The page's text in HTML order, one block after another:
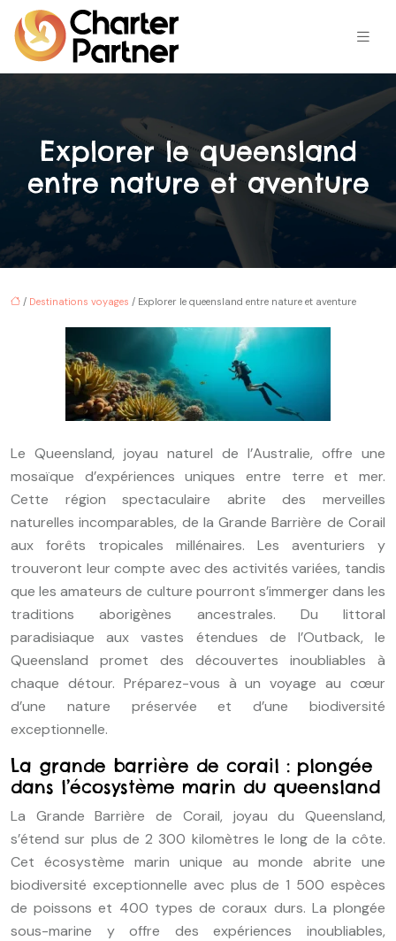
Explorer le queensland
entre nature et aventure
/ Destinations voyages / Explorer le queensland entre nature et aventure
Le Queensland, joyau naturel de l’Australie, offre une
mosaïque d’expériences uniques entre terre et mer.
Cette région spectaculaire abrite des merveilles
naturelles incomparables, de la Grande Barrière de Corail
aux forêts tropicales millénaires. Les aventuriers y
trouveront leur compte avec des activités variées, tandis
que les amateurs de culture pourront s’immerger dans les
traditions aborigènes ancestrales. Du littoral
paradisiaque aux vastes étendues de l’Outback, le
Queensland promet des découvertes inoubliables à
chaque détour. Préparez-vous à un voyage au cœur
d’une nature préservée et d’une biodiversité
exceptionnelle.
La grande barrière de corail : plongée
dans l’écosystème marin du queensland
La Grande Barrière de Corail, joyau du Queensland,
s’étend sur plus de 2 300 kilomètres le long de la côte.
Cet écosystème marin unique au monde abrite une
biodiversité exceptionnelle avec plus de 1 500 espèces
de poissons et 400 types de coraux durs. La plongée
sous-marine y offre des expériences inoubliables,